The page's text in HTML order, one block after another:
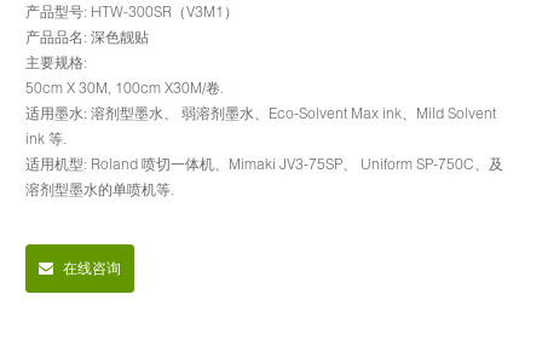
产品型号: HTW-300SR（V3M1）
产品品名: 深色靓贴
主要规格:
50cm X 30M, 100cm X30M/卷.
适用墨水: 溶剂型墨水、 弱溶剂墨水、Eco-Solvent Max ink、Mild Solvent
ink 等.
适用机型: Roland 喷切一体机、Mimaki JV3-75SP、 Uniform SP-750C、及
溶剂型墨水的单喷机等.
在线咨询